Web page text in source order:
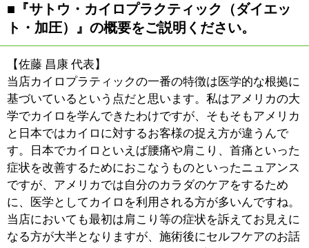
乏しく、顎の発達が遅れてい
る傾向があります。『加圧フェイストレーニング』とは
その名の通り、加圧のベルトを腕に巻き、負荷を掛けた
トレーニングを指導していきます。皮膚の下の筋肉が発
達してくると自然とお肌にも張りが出てきます。健康で
魅力的な笑顔を是非取り戻していただきたいですね。
■耳つぼダイエットに関して、また指導をされ
る際に心掛けていることをお聞かせください。
【佐藤 恵理 ダイエットコーチ】
主人はダイエットをする前はとにかくすごく食べてたん
です（笑）。例えばお昼にしてもコンビニの大盛り弁当
にプラス、カップヌードルといった具合だったのです
が、それが耳つぼダイエットを試みるようになると、タ
マゴサンド一切れで満足、といったものに食欲が変化し
てきました。